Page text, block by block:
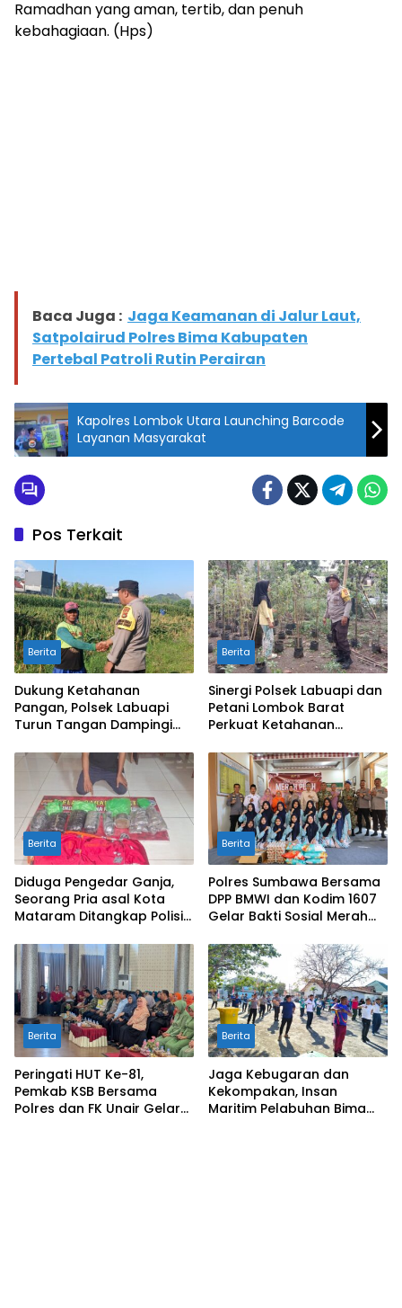
Ramadhan yang aman, tertib, dan penuh
kebahagiaan. (Hps)
Baca Juga : Jaga Keamanan di Jalur Laut,
Satpolairud Polres Bima Kabupaten
Pertebal Patroli Rutin Perairan
Kapolres Lombok Utara Launching Barcode
Layanan Masyarakat
Pos Terkait
Berita
Dukung Ketahanan
Pangan, Polsek Labuapi
Turun Tangan Dampingi
Bongkot
Berita
Sinergi Polsek Labuapi dan
Petani Lombok Barat
Perkuat Ketahanan
Berita
Diduga Pengedar Ganja,
Seorang Pria asal Kota
Mataram Ditangkap Polisi
Berita
Polres Sumbawa Bersama
DPP BMWI dan Kodim 1607
Gelar Bakti Sosial Merah
Hidayatullah
Berita
Peringati HUT Ke-81,
Pemkab KSB Bersama
Polres dan FK Unair Gelar
Berita
Jaga Kebugaran dan
Kekompakan, Insan
Maritim Pelabuhan Bima